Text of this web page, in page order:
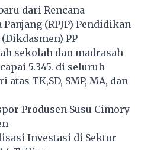
dari Rencana
(RPJP) Pendidikan
PP
sekolah dan madrasah
5.345. di seluruh
TK,SD, SMP, MA, dan
Produsen Susu Cimory
Investasi di Sektor